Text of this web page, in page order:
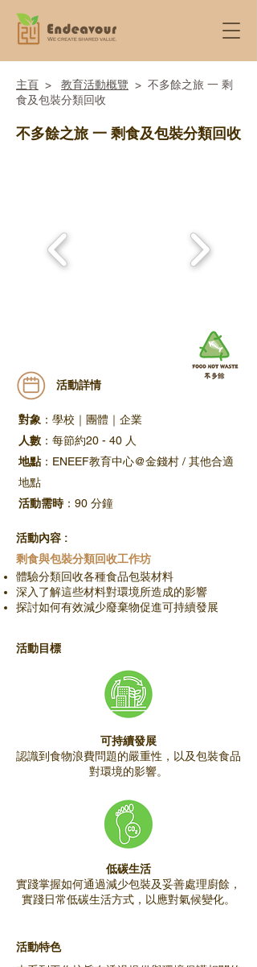
​主頁 > 教育活動概覽 > 不多餘之旅 一 剩
食及包裝分類回收
不多餘之旅 一 剩食及包裝分類回收
​活動詳情
對象 ：學校｜團體｜企業​
人數 ：每節約20 - 40 人
地點：ENEEF教育中心@金錢村 / 其他合適
地點
活動需時：90 分鐘
活動內容 :
剩食與包裝分類回收工作坊
體驗分類回收各種食品包裝材料
深入了解這些材料對環境所造成的影響
探討如何有效減少廢棄物促進可持續發展
活動目標
可持續發展
認識到食物浪費問題的嚴重性，以及包裝食品
對環境的影響。
低碳生活
實踐掌握如何通過減少包裝及妥善處理廚餘，
實踐日常低碳生活方式，以應對氣候變化。
活動特色